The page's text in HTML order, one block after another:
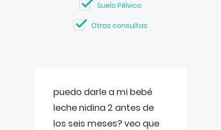
Suelo Pélvico
Otras consultas
puedo darle a mi bebé
leche nidina 2 antes de
los seis meses? veo que